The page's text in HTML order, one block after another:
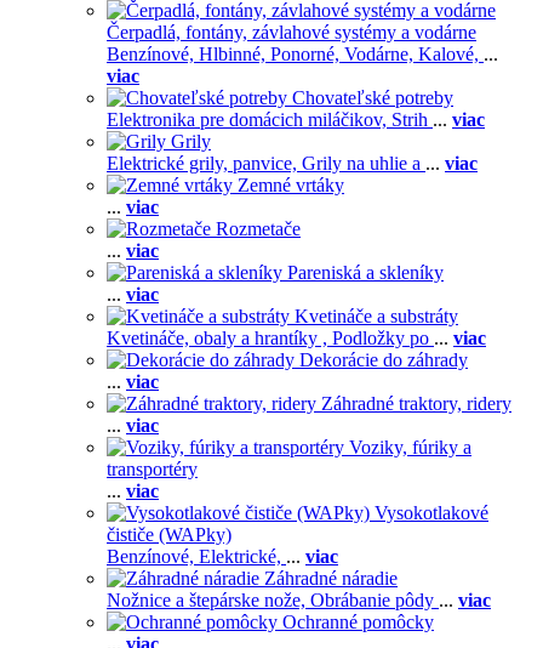
Čerpadlá, fontány, závlahové systémy a vodárne
Benzínové, Hlbinné, Ponorné, Vodárne, Kalové, ...
viac
Chovateľské potreby
Elektronika pre domácich miláčikov, Strih ... viac
Grily
Elektrické grily, panvice, Grily na uhlie a ... viac
Zemné vrtáky
... viac
Rozmetače
... viac
Pareniská a skleníky
... viac
Kvetináče a substráty
Kvetináče, obaly a hrantíky , Podložky po ... viac
Dekorácie do záhrady
... viac
Záhradné traktory, ridery
... viac
Voziky, fúriky a
transportéry
... viac
Vysokotlakové
čističe (WAPky)
Benzínové, Elektrické, ... viac
Záhradné náradie
Nožnice a štepárske nože, Obrábanie pôdy ... viac
Ochranné pomôcky
... viac